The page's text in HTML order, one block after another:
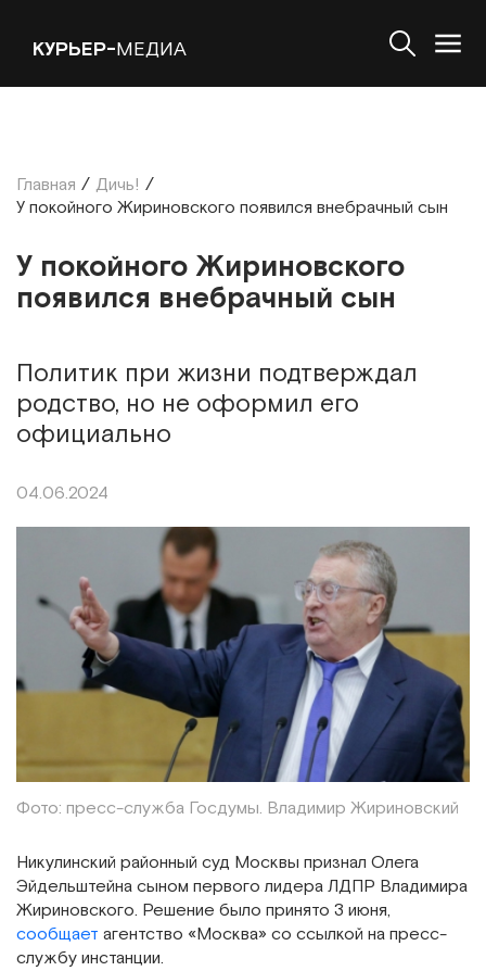
КУРЬЕР-МЕДИА
Главная / Дичь! /
У покойного Жириновского появился внебрачный сын
У покойного Жириновского
появился внебрачный сын
Политик при жизни подтверждал
родство, но не оформил его
официально
04.06.2024
Фото: пресс-служба Госдумы. Владимир Жириновский
Никулинский районный суд Москвы признал Олега
Эйдельштейна сыном первого лидера ЛДПР Владимира
Жириновского. Решение было принято 3 июня,
сообщает агентство «Москва» со ссылкой на пресс-
службу инстанции.